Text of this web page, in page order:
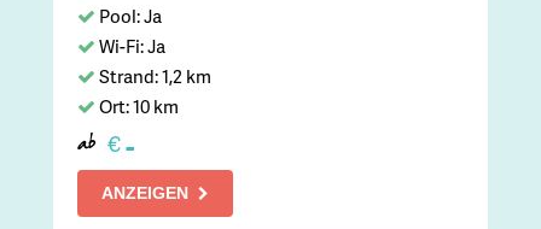
Pool: Ja
Wi-Fi: Ja
Strand: 1,2 km
Ort: 10 km
ab €-
ANZEIGEN